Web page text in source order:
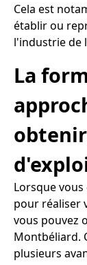
Cela est
établir ou
l'industrie de
La
Lorsque
pour réaliser
vous pouvez
Montbéliard.
plusieurs